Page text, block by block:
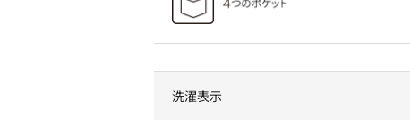
洗濯表示